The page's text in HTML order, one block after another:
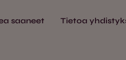
saaneet Tietoa